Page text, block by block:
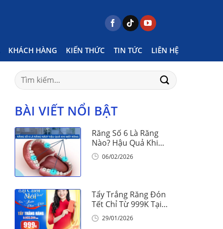
KHÁCH HÀNG KIẾN THỨC TIN TỨC LIÊN HỆ
Posts tagged "móc chun có đau không"
Search
for:
BÀI VIẾT NỔI BẬT
Răng Số 6 Là Răng
Nào? Hậu Quả Khi
Mất Răng Số 6
06/02/2026
Tẩy Trắng Răng Đón
Tết Chỉ Từ 999K Tại
Nha Khoa Vinalign
29/01/2026